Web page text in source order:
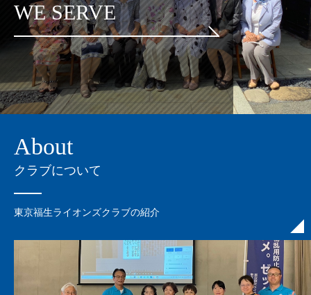
WE SERVE
About
クラブについて
東京福生ライオンズクラブの紹介